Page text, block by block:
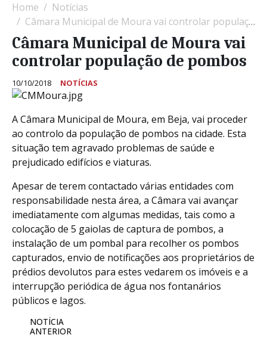
Home
Notícias
Câmara Municipal de Moura vai controlar população de pombos
Câmara Municipal de Moura vai
controlar população de pombos
10/10/2018 NOTÍCIAS
A Câmara Municipal de Moura, em Beja, vai proceder
ao controlo da população de pombos na cidade. Esta
situação tem agravado problemas de saúde e
prejudicado edifícios e viaturas.
Apesar de terem contactado várias entidades com
responsabilidade nesta área, a Câmara vai avançar
imediatamente com algumas medidas, tais como a
colocação de 5 gaiolas de captura de pombos, a
instalação de um pombal para recolher os pombos
capturados, envio de notificações aos proprietários de
prédios devolutos para estes vedarem os imóveis e a
interrupção periódica de água nos fontanários
públicos e lagos.
NOTÍCIA
ANTERIOR